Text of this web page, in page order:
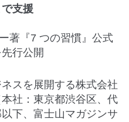
支援
著『7 つの習慣』公式
行公開
スを展開する株式会社
社：東京都渋谷区、代
下、富士山マガジンサ